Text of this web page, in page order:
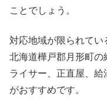
ことでしょう。
対応地域が限られてい
北海道樺戸郡月形町
ライサー、正直屋、
がおすすめです。